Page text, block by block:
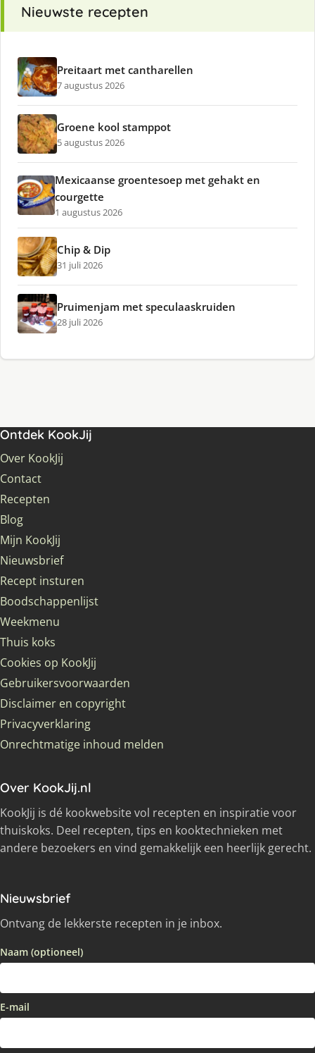
Nieuwste recepten
Preitaart met cantharellen
7 augustus 2026
Groene kool stamppot
5 augustus 2026
Mexicaanse groentesoep met gehakt en
courgette
1 augustus 2026
Chip & Dip
31 juli 2026
Pruimenjam met speculaaskruiden
28 juli 2026
Ontdek KookJij
Over KookJij
Contact
Recepten
Blog
Mijn KookJij
Nieuwsbrief
Recept insturen
Boodschappenlijst
Weekmenu
Thuis koks
Cookies op KookJij
Gebruikersvoorwaarden
Disclaimer en copyright
Privacyverklaring
Onrechtmatige inhoud melden
Over KookJij.nl
KookJij is dé kookwebsite vol recepten en inspiratie voor
thuiskoks. Deel recepten, tips en kooktechnieken met
andere bezoekers en vind gemakkelijk een heerlijk gerecht.
Nieuwsbrief
Ontvang de lekkerste recepten in je inbox.
Naam (optioneel)
E-mail